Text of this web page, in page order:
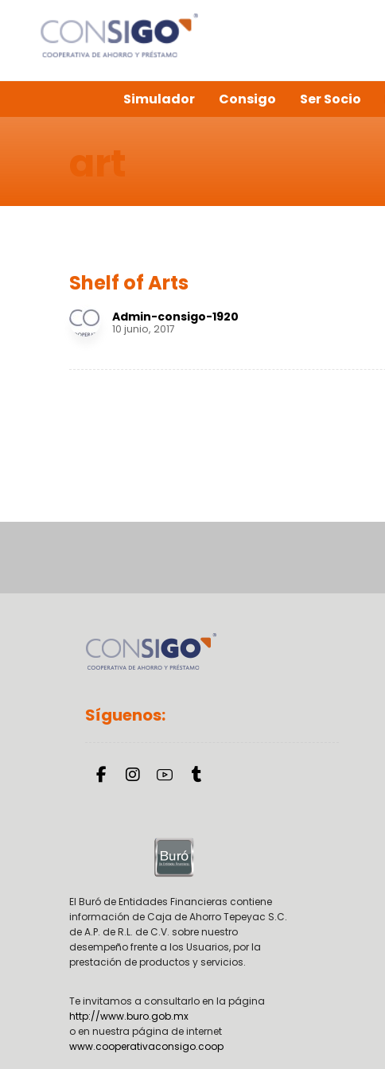
Simulador Consigo Ser Socio
art
Shelf of Arts
Admin-consigo-1920
10 junio, 2017
Síguenos:
El Buró de Entidades Financieras contiene
información de Caja de Ahorro Tepeyac S.C.
de A.P. de R.L. de C.V. sobre nuestro
desempeño frente a los Usuarios, por la
prestación de productos y servicios.
Te invitamos a consultarlo en la página
http://www.buro.gob.mx
o en nuestra página de internet
www.cooperativaconsigo.coop